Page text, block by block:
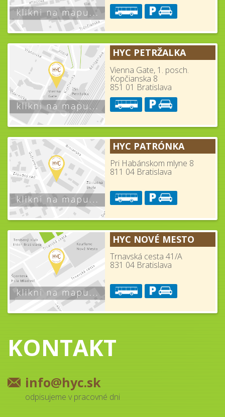
HYC PETRŽALKA
Vienna Gate, 1. posch.
Kopčianska 8
851 01 Bratislava
HYC PATRÓNKA
Pri Habánskom mlyne 8
811 04 Bratislava
HYC NOVÉ MESTO
Trnavská cesta 41/A
831 04 Bratislava
KONTAKT
info@hyc.sk
odpisujeme v pracovné dni